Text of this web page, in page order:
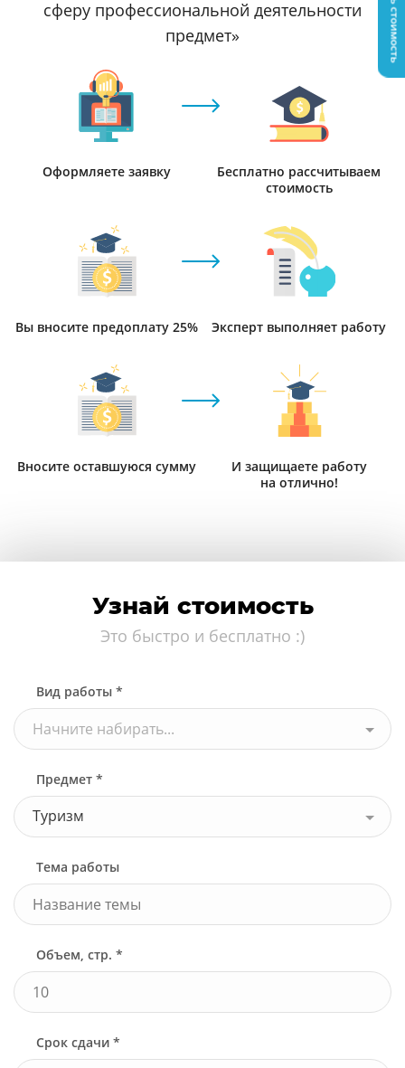
сферу профессиональной деятельности
предмет»
Оформляете заявку
Бесплатно рассчитываем
стоимость
Вы вносите предоплату 25% Эксперт выполняет работу
Вносите оставшуюся сумму
И защищаете работу
на отлично!
Узнай стоимость
Это быстро и бесплатно :)
Вид работы *
Начните набирать...
Предмет *
Туризм
Тема работы
Объем, стр. *
Срок сдачи *